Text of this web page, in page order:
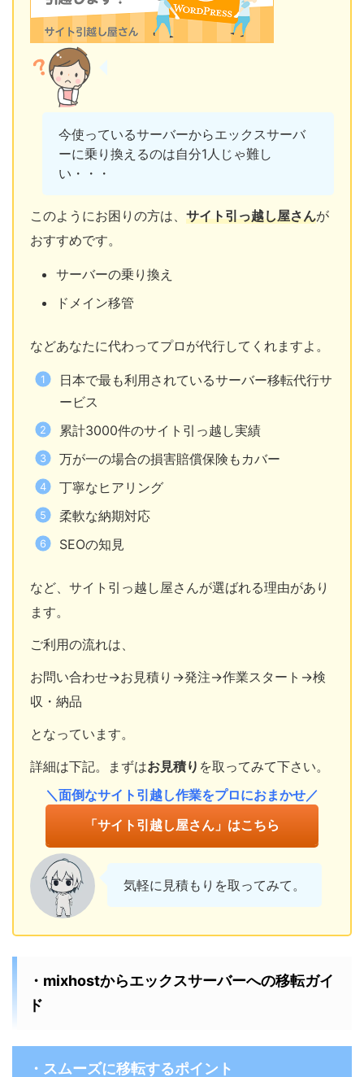
今使っているサーバーからエックスサーバ
ーに乗り換えるのは自分1人じゃ難し
い・・・
このようにお困りの方は、 サイト引っ越し屋さんが
おすすめです。
サーバーの乗り換え
ドメイン移管
などあなたに代わってプロが代行してくれますよ。
日本で最も利用されているサーバー移転代行サ
ービス
累計3000件のサイト引っ越し実績
万が一の場合の損害賠償保険もカバー
丁寧なヒアリング
柔軟な納期対応
SEOの知見
など、サイト引っ越し屋さんが選ばれる理由があり
ます。
ご利用の流れは、
お問い合わせ→お見積り→発注→作業スタート→検
収・納品
となっています。
詳細は下記。まずはお見積り を取ってみて下さい。
＼面倒なサイト引越し作業をプロにおまかせ／
「サイト引越し屋さん」はこちら
気軽に見積もりを取ってみて。
・mixhostからエックスサーバーへの移転ガイ
ド
・スムーズに移転するポイント